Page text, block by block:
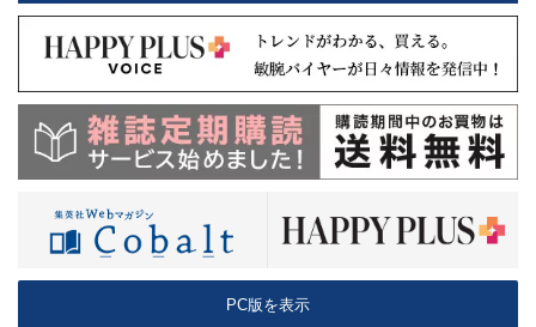
PC版を表示